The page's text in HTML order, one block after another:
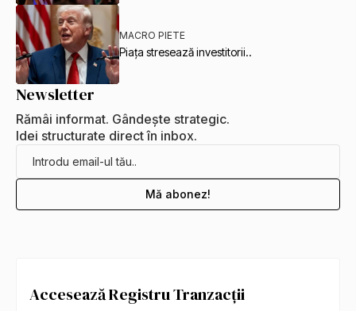
MACRO PIETE
Piața stresează investitorii..
Newsletter
Rămâi informat. Gândește strategic.
Idei structurate direct în inbox.
Accesează Registru Tranzacții